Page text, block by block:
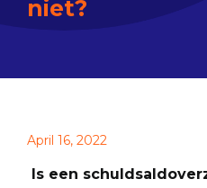
niet?
April 16, 2022
Is een